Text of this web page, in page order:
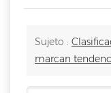
Sujeto :
marcan